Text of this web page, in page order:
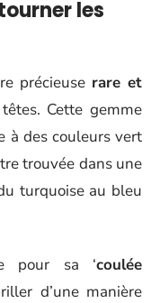
les
précieuse rare et
Cette gemme
à des couleurs vert
trouvée dans une
turquoise au bleu
pour sa ‘coulée
d’une manière